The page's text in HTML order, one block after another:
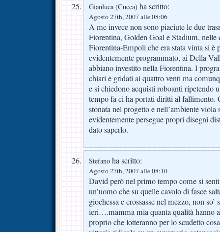
Gianluca (Cucca) ha scritto:
Agosto 27th, 2007 alle 08:06
A me invece non sono piaciute le due
Fiorentina, Golden Goal e Stadium, nelle
Fiorentina-Empoli che era stata vinta si è
evidentemente programmato, ai Della
abbiano investito nella Fiorentina. I
chiari e gridati ai quattro venti ma
e si chiedono acquisti roboanti ripetendo
tempo fa ci ha portati diritti al fallimento.
stonata nel progetto e nell’ambiente
evidentemente persegue propri disegni
dato saperlo.
Stefano ha scritto:
Agosto 27th, 2007 alle 08:10
David però nel primo tempo come si
un’uomo che su quelle cavolo di fasce
giochessa e crossasse nel mezzo, non
ieri….mamma mia quanta qualità hanno
proprio che lotteranno per lo scudetto